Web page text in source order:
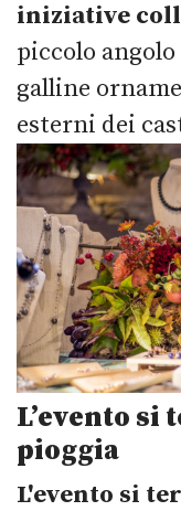
iniziative
piccolo
galline
esterni dei
L’evento si
pioggia
L'evento si